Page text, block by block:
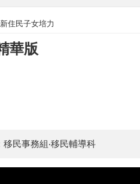
新住民子女培力
華版
移民事務組‧移民輔導科